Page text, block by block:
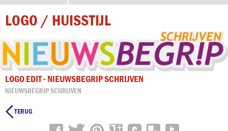
LOGO / HUISSTIJL
LOGO EDIT - NIEUWSBEGRIP SCHRIJVEN
NIEUWSBEGRIP SCHRIJVEN
